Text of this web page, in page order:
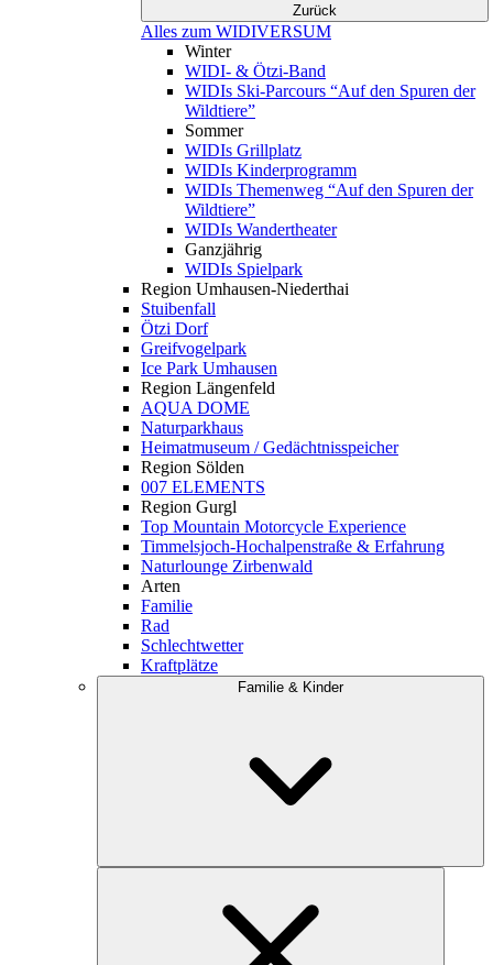
Zurück
Alles zum WIDIVERSUM
Winter
WIDI- & Ötzi-Band
WIDIs Ski-Parcours “Auf den Spuren der
Wildtiere”
Sommer
WIDIs Grillplatz
WIDIs Kinderprogramm
WIDIs Themenweg “Auf den Spuren der
Wildtiere”
WIDIs Wandertheater
Ganzjährig
WIDIs Spielpark
Region Umhausen-Niederthai
Stuibenfall
Ötzi Dorf
Greifvogelpark
Ice Park Umhausen
Region Längenfeld
AQUA DOME
Naturparkhaus
Heimatmuseum / Gedächtnisspeicher
Region Sölden
007 ELEMENTS
Region Gurgl
Top Mountain Motorcycle Experience
Timmelsjoch-Hochalpenstraße & Erfahrung
Naturlounge Zirbenwald
Arten
Familie
Rad
Schlechtwetter
Kraftplätze
Familie & Kinder